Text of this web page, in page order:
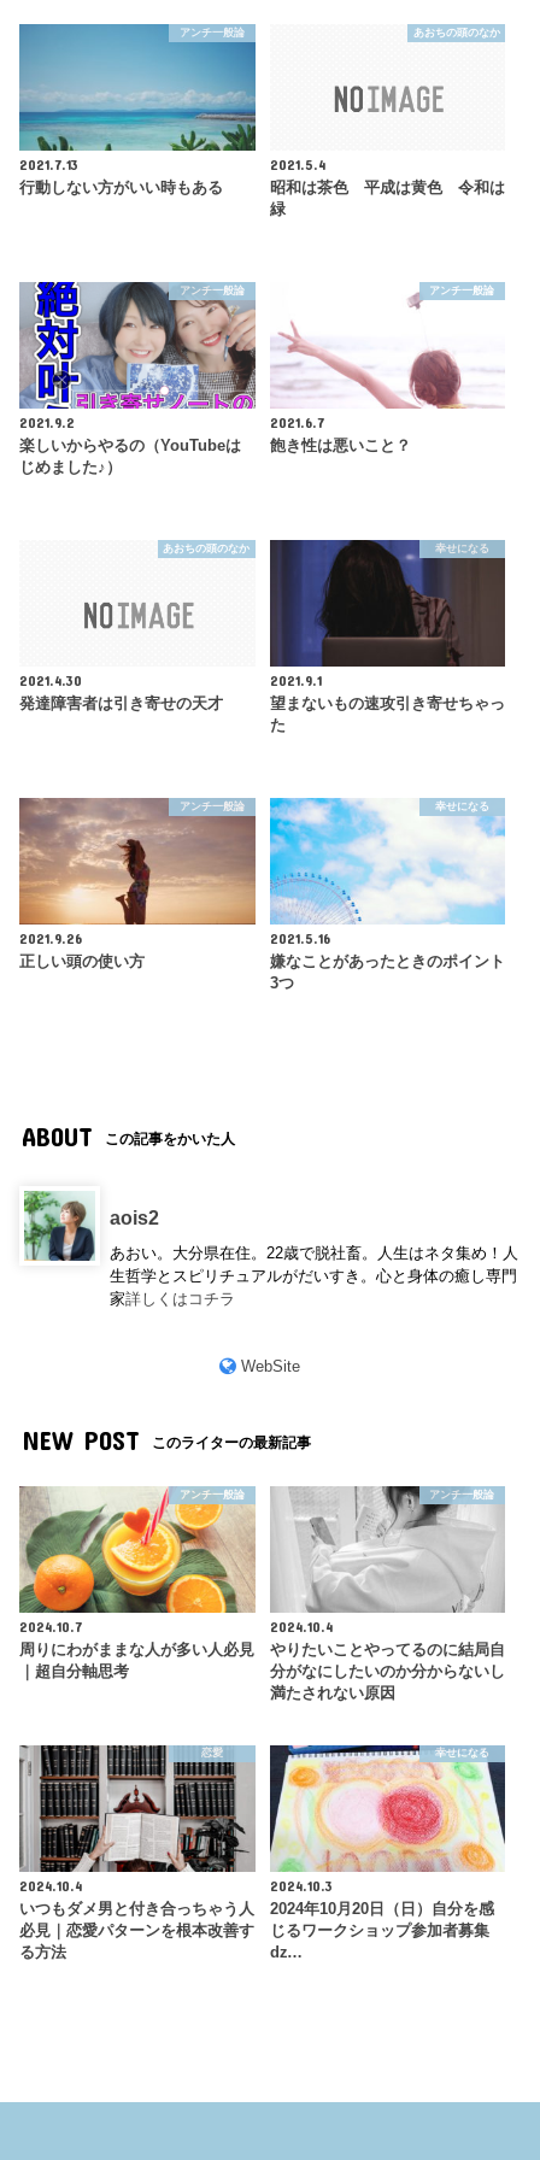
アンチ一般論
2021.7.13
行動しない方がいい時もある
あおちの頭のなか
2021.5.4
昭和は茶色 平成は黄色 令和は
緑
アンチ一般論
2021.9.2
楽しいからやるの（YouTubeは
じめました♪）
アンチ一般論
2021.6.7
飽き性は悪いこと？
あおちの頭のなか
2021.4.30
発達障害者は引き寄せの天才
幸せになる
2021.9.1
望まないもの速攻引き寄せちゃっ
た
アンチ一般論
2021.9.26
正しい頭の使い方
幸せになる
2021.5.16
嫌なことがあったときのポイント
3つ
ABOUT この記事をかいた人
aois2
あおい。大分県在住。22歳で脱社畜。人生はネタ集め！人
生哲学とスピリチュアルがだいすき。心と身体の癒し専門
家詳しくはコチラ
WebSite
NEW POST このライターの最新記事
アンチ一般論
2024.10.7
周りにわがままな人が多い人必見
｜超自分軸思考
アンチ一般論
2024.10.4
やりたいことやってるのに結局自
分がなにしたいのか分からないし
満たされない原因
恋愛
2024.10.4
いつもダメ男と付き合っちゃう人
必見｜恋愛パターンを根本改善す
る方法
幸せになる
2024.10.3
2024年10月20日（日）自分を感
じるワークショップ参加者募集
ǳ…